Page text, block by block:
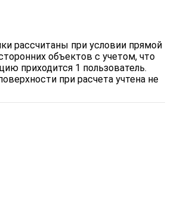
рассчитаны при условии прямой
объектов с учетом, что
приходится 1 пользователь.
при расчета учтена не